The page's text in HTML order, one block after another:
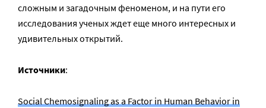
сложным и загадочным феноменом, и на пути его
исследования ученых ждет еще много интересных и
удивительных открытий.
Источники:
Social Chemosignaling as a Factor in Human Behavior in